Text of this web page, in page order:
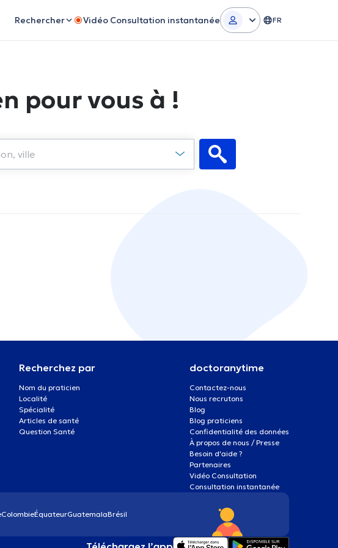
Rechercher Vidéo Consultation instantanée FR
pour vous à !
Recherchez par
Nom du praticien
Localité
Spécialité
Articles de santé
Question Santé
doctoranytime
Contactez-nous
Nous recrutons
Blog
Blog praticiens
Confidentialité des données
À propos de nous / Presse
Besoin d'aide ?
Partenaires
Vidéo Consultation
Consultation instantanée
ColombieÉquateurGuatemalaBrésil